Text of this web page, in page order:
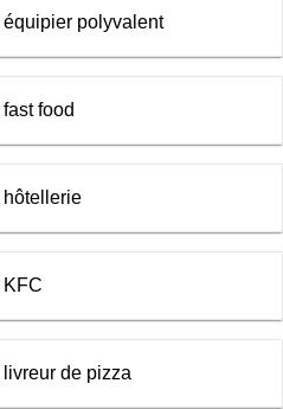
polyvalent
food
hôtellerie
KFC
de pizza